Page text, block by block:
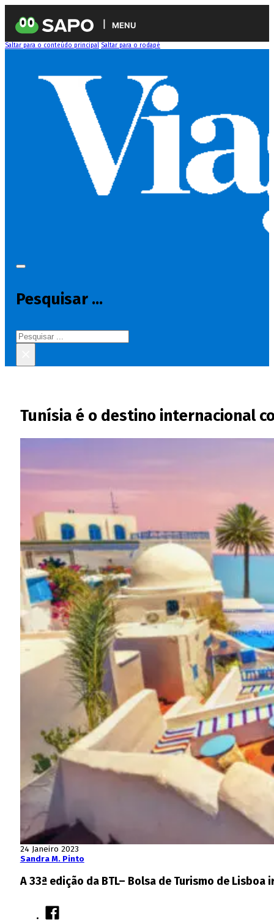
MENU
Saltar para o conteúdo principal Saltar para o rodapé
Pesquisar ...
Pesquisar
Tunísia é o destino internacional
24 Janeiro 2023
Sandra M. Pinto
A 33ª edição da BTL– Bolsa de Turismo de Lisboa